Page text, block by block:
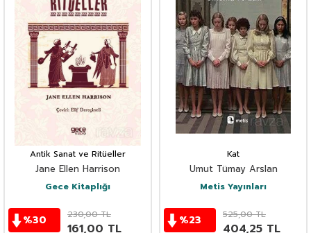
Antik Sanat ve Ritüeller
Jane Ellen Harrison
Gece Kitaplığı
%30 230,00TL
161,00 TL
Kat
Umut Tümay Arslan
Metis Yayınları
%23 525,00TL
404,25 TL